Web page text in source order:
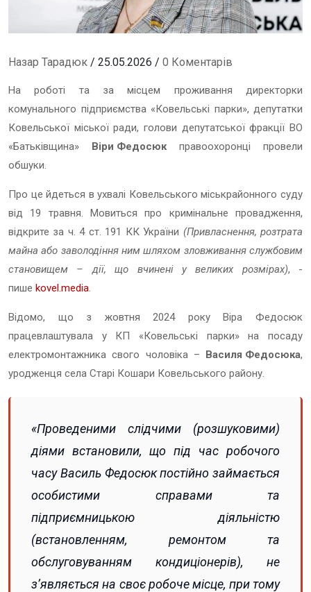
Назар Тарадюк / 25.05.2026 / 0 Коментарів
На роботі та за місцем проживання директорки
комунального підприємства «Ковельські парки», депутатки
Ковельської міської ради, голови депутатської фракції ВО
«Батьківщина» Віри Федосюкправоохоронці провели
обшуки.
Про це йдеться в ухвалі Ковельського міськрайонного суду
від 19 травня. Мовиться про кримінальне провадження,
відкрите за ч. 4 ст. 191 КК України (Привласнення, розтрата
майна або заволодіння ним шляхом зловживання службовим
становищем – дії, що вчинені у великих розмірах), -
пише kovel.media.
Відомо, що з жовтня 2024 року Віра Федосюк
працевлаштувала у КП «Ковельські парки» на посаду
електромонтажника свого чоловіка – Василя Федосюка,
уродженця села Старі Кошари Ковельського району.
«Проведеними слідчими (розшуковими)
діями встановили, що під час робочого
часу Василь Федосюк постійно займається
особистими справами та
підприємницькою діяльністю
(встановленням, ремонтом та
обслуговуванням кондиціонерів), не
з’являється на своє робоче місце, при тому